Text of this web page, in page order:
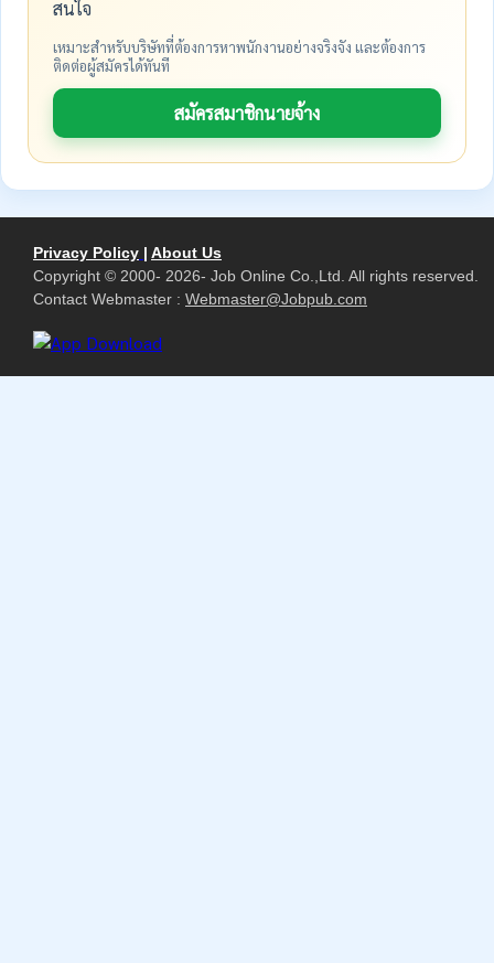
สนใจ
เหมาะสำหรับบริษัทที่ต้องการหาพนักงานอย่างจริงจัง และต้องการ
ติดต่อผู้สมัครได้ทันที
สมัครสมาชิกนายจ้าง
Privacy Policy | About Us
Copyright © 2000- 2026- Job Online Co.,Ltd. All rights reserved.
Contact Webmaster : Webmaster@Jobpub.com